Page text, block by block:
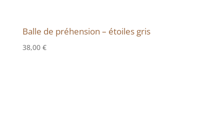
Balle de préhension – étoiles gris
38,00 €